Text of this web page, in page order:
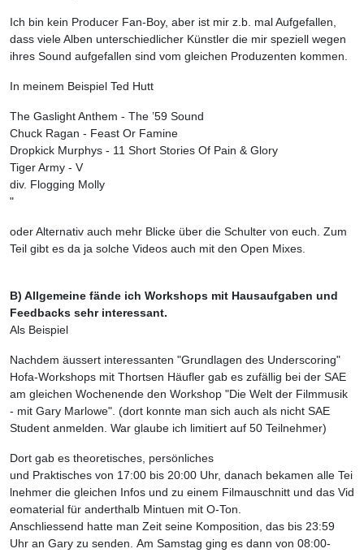
Ich bin kein Producer Fan-Boy, aber ist mir z.b. mal Aufgefallen,
dass viele Alben unterschiedlicher Künstler die mir speziell wegen
ihres Sound aufgefallen sind vom gleichen Produzenten kommen.
In meinem Beispiel Ted Hutt
The Gaslight Anthem - The ’59 Sound
Chuck Ragan - Feast Or Famine
Dropkick Murphys - 11 Short Stories Of Pain & Glory
Tiger Army - V
div. Flogging Molly
"
oder Alternativ auch mehr Blicke über die Schulter von euch. Zum
Teil gibt es da ja solche Videos auch mit den Open Mixes.
B) Allgemeine fände ich Workshops mit Hausaufgaben und
Feedbacks sehr interessant.
Als Beispiel
Nachdem äussert interessanten "Grundlagen des Underscoring"
Hofa-Workshops mit Thortsen Häufler gab es zufällig bei der SAE
am gleichen Wochenende den Workshop "Die Welt der Filmmusik
- mit Gary Marlowe". (dort konnte man sich auch als nicht SAE
Student anmelden. War glaube ich limitiert auf 50 Teilnehmer)
Dort gab es theoretisches, persönliches
und Praktisches von 17:00 bis 20:00 Uhr, danach bekamen alle Tei
lnehmer die gleichen Infos und zu einem Filmauschnitt und das Vid
eomaterial für anderthalb Mintuen mit O-Ton.
Anschliessend hatte man Zeit seine Komposition, das bis 23:59
Uhr an Gary zu senden. Am Samstag ging es dann von 08:00-